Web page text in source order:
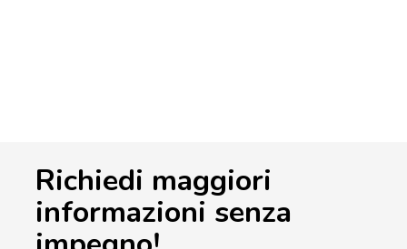
Richiedi maggiori
informazioni senza